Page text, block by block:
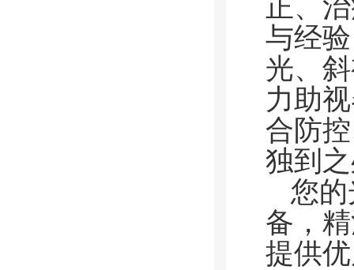
与经
光、
力助
合防
独到
您
备，
提供